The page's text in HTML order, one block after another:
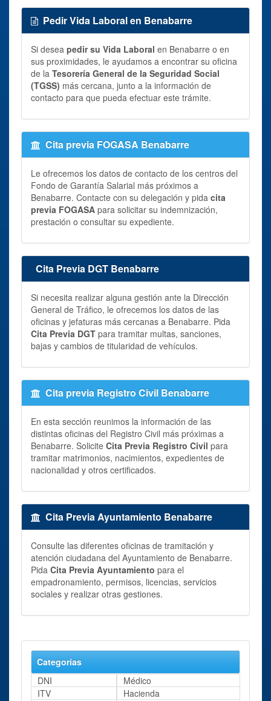
Pedir Vida Laboral en Benabarre
Si desea pedir su Vida Laboral en Benabarre o en
sus proximidades, le ayudamos a encontrar su oficina
de la Tesorería General de la Seguridad Social
(TGSS) más cercana, junto a la información de
contacto para que pueda efectuar este trámite.
Cita previa FOGASA Benabarre
Le ofrecemos los datos de contacto de los centros del
Fondo de Garantía Salarial más próximos a
Benabarre. Contacte con su delegación y pida cita
previa FOGASA para solicitar su indemnización,
prestación o consultar su expediente.
Cita Previa DGT Benabarre
Si necesita realizar alguna gestión ante la Dirección
General de Tráfico, le ofrecemos los datos de las
oficinas y jefaturas más cercanas a Benabarre. Pida
Cita Previa DGT para tramitar multas, sanciones,
bajas y cambios de titularidad de vehículos.
Cita previa Registro Civil Benabarre
En esta sección reunimos la información de las
distintas oficinas del Registro Civil más próximas a
Benabarre. Solicite Cita Previa Registro Civil para
tramitar matrimonios, nacimientos, expedientes de
nacionalidad y otros certificados.
Cita Previa Ayuntamiento Benabarre
Consulte las diferentes oficinas de tramitación y
atención ciudadana del Ayuntamiento de Benabarre.
Pida Cita Previa Ayuntamiento para el
empadronamiento, permisos, licencias, servicios
sociales y realizar otras gestiones.
Categorías
DNI
Médico
ITV
Hacienda